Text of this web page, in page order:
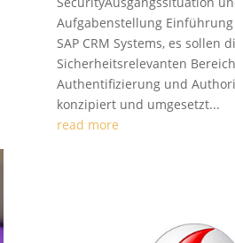
Aufgabenstellung
SAP CRM Systems, es sollen
Sicherheitsrelevanten
Authentifizierung und
konzipiert und umgesetzt...
read more